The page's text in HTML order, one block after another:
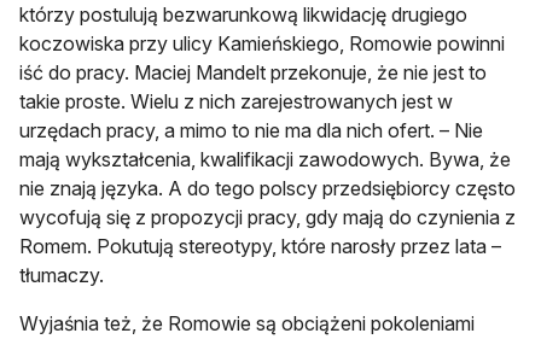
którzy postulują bezwarunkową likwidację drugiego
koczowiska przy ulicy Kamieńskiego, Romowie powinni
iść do pracy. Maciej Mandelt przekonuje, że nie jest to
takie proste. Wielu z nich zarejestrowanych jest w
urzędach pracy, a mimo to nie ma dla nich ofert. – Nie
mają wykształcenia, kwalifikacji zawodowych. Bywa, że
nie znają języka. A do tego polscy przedsiębiorcy często
wycofują się z propozycji pracy, gdy mają do czynienia z
Romem. Pokutują stereotypy, które narosły przez lata –
tłumaczy.
Wyjaśnia też, że Romowie są obciążeni pokoleniami